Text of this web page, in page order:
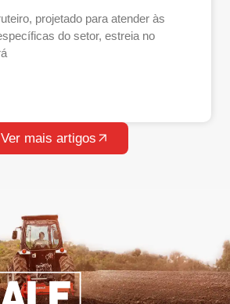
projetado para atender às
do setor, estreia no
Ver mais artigos